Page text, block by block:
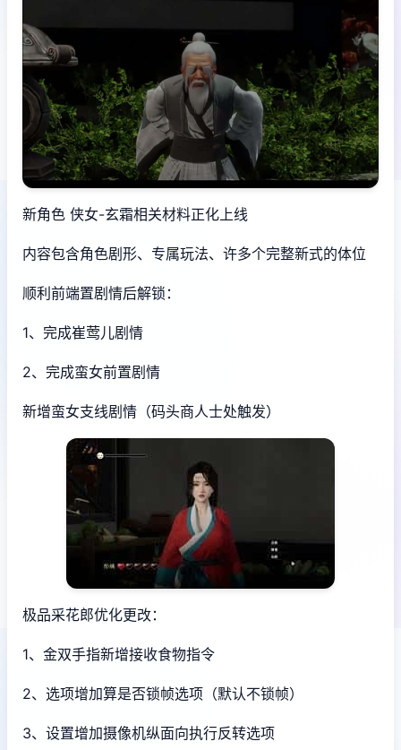
新角色 侠女-玄霜相关材料正化上线
内容包含角色剧形、专属玩法、许多个完整新式的体位
顺利前端置剧情后解锁：
1、完成崔莺儿剧情
2、完成蛮女前置剧情
新增蛮女支线剧情（码头商人士处触发）
极品采花郎优化更改：
1、金双手指新增接收食物指令
2、选项增加算是否锁帧选项（默认不锁帧）
3、设置增加摄像机纵面向执行反转选项